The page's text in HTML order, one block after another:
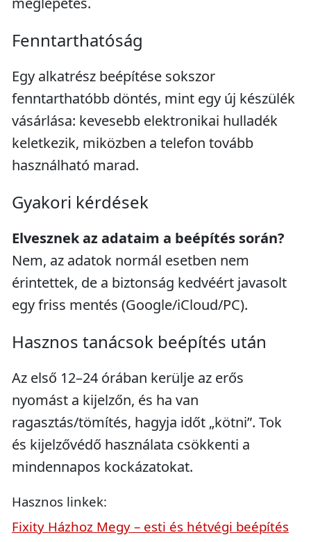
Fenntarthatóság
Egy alkatrész beépítése sokszor
fenntarthatóbb döntés, mint egy új készülék
vásárlása: kevesebb elektronikai hulladék
keletkezik, miközben a telefon tovább
használható marad.
Gyakori kérdések
Elvesznek az adataim a beépítés során?
Nem, az adatok normál esetben nem
érintettek, de a biztonság kedvéért javasolt
egy friss mentés (Google/iCloud/PC).
Hasznos tanácsok beépítés után
Az első 12–24 órában kerülje az erős
nyomást a kijelzőn, és ha van
ragasztás/tömítés, hagyja időt „kötni”. Tok
és kijelzővédő használata csökkenti a
mindennapos kockázatokat.
Hasznos linkek:
Fixity Házhoz Megy – esti és hétvégi beépítés